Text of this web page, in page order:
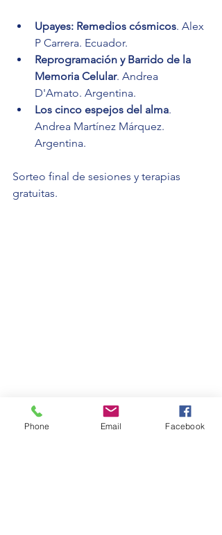
Upayes: Remedios cósmicos. Alex
P Carrera. Ecuador.
Reprogramación y Barrido de la
Memoria Celular. Andrea
D'Amato. Argentina.
Los cinco espejos del alma.
Andrea Martínez Márquez.
Argentina.
Sorteo final de sesiones y terapias
gratuitas.
Phone Email Facebook